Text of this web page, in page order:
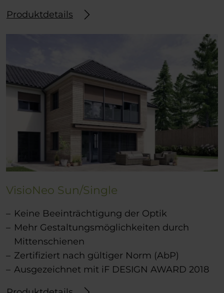
Produktdetails
VisioNeo Sun/Single
Keine Beeinträchtigung der Optik
Mehr Gestaltungsmöglichkeiten durch
Mittenschienen
Zertifiziert nach gültiger Norm (AbP)
Ausgezeichnet mit iF DESIGN AWARD 2018